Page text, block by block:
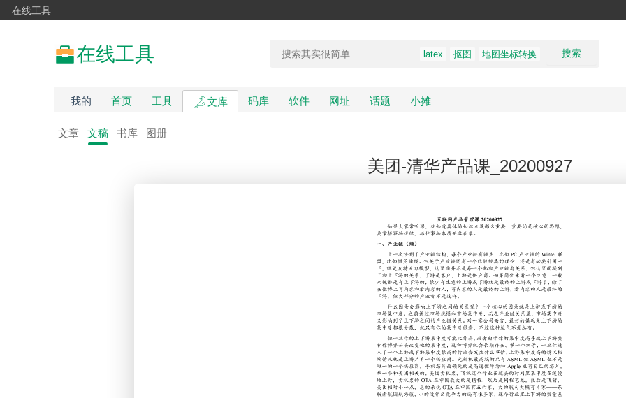
在线工具
在线工具 搜索
latex 抠图 地图坐标转换
我的 首页 工具 文库 码库 软件 网址 话题 小摊
文章 文稿 书库 图册
美团-清华产品课_20200927